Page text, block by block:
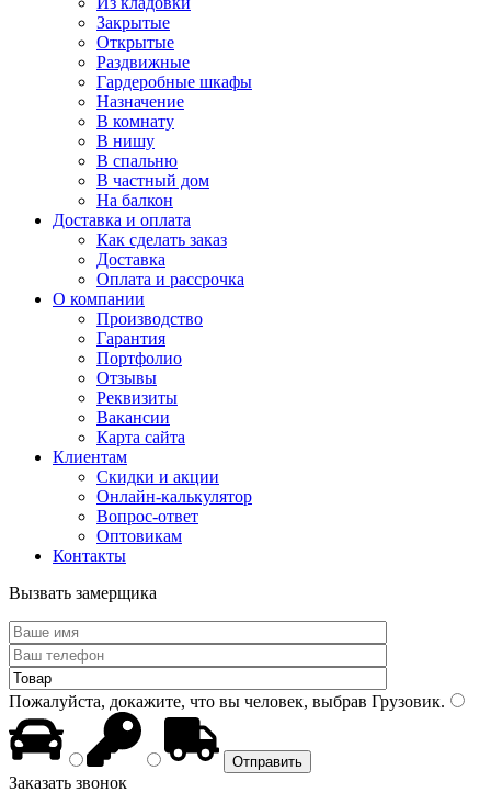
Закрытые
Открытые
Раздвижные
Гардеробные шкафы
Назначение
В комнату
В нишу
В спальню
В частный дом
На балкон
Доставка и оплата
Как сделать заказ
Доставка
Оплата и рассрочка
О компании
Производство
Гарантия
Портфолио
Отзывы
Реквизиты
Вакансии
Карта сайта
Клиентам
Скидки и акции
Онлайн-калькулятор
Вопрос-ответ
Оптовикам
Контакты
Вызвать замерщика
Пожалуйста, докажите, что вы человек, выбрав Грузовик.
Заказать звонок